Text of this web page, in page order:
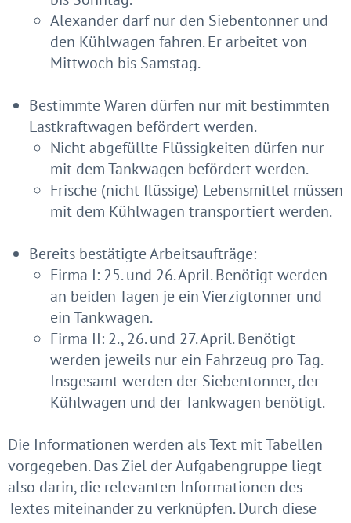
Alexander darf nur den Siebentonner und
den Kühlwagen fahren. Er arbeitet von
Mittwoch bis Samstag.
Bestimmte Waren dürfen nur mit bestimmten
Lastkraftwagen befördert werden.
Nicht abgefüllte Flüssigkeiten dürfen nur
mit dem Tankwagen befördert werden.
Frische (nicht flüssige) Lebensmittel müssen
mit dem Kühlwagen transportiert werden.
Bereits bestätigte Arbeitsaufträge:
Firma I: 25. und 26. April. Benötigt werden
an beiden Tagen je ein Vierzigtonner und
ein Tankwagen.
Firma II: 2., 26. und 27. April. Benötigt
werden jeweils nur ein Fahrzeug pro Tag.
Insgesamt werden der Siebentonner, der
Kühlwagen und der Tankwagen benötigt.
Die Informationen werden als Text mit Tabellen
vorgegeben. Das Ziel der Aufgabengruppe liegt
also darin, die relevanten Informationen des
Textes miteinander zu verknüpfen. Durch diese